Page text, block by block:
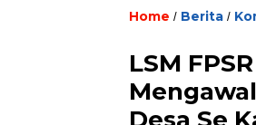
Home / Berita /
LSM